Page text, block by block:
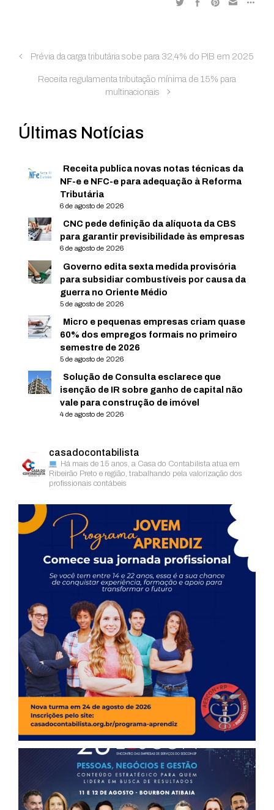
Prévia da carga tributária sobe para 32,4% do PIB em 2025
Receita regulamenta tributação mínima de 15% para
multinacionais
Últimas Notícias
Receita publica novas notas técnicas da
NF-e e NFC-e para adequação à Reforma
Tributária
6 de agosto de 2026
CNC pede definição da alíquota da CBS
para garantir previsibilidade às empresas
6 de agosto de 2026
Governo edita sexta medida provisória
para subsidiar combustíveis por causa da
guerra no Oriente Médio
5 de agosto de 2026
Micro e pequenas empresas criam quase
60% dos empregos formais no primeiro
semestre de 2026
5 de agosto de 2026
Solução de Consulta esclarece que
isenção de IR sobre ganho de capital não
vale para construção de imóvel
4 de agosto de 2026
casadocontabilista
Há mais de 15 anos, a Casa do Contabilista atua em
Ribeirão Preto e região, trabalhando pela valorização dos
profissionais contábeis